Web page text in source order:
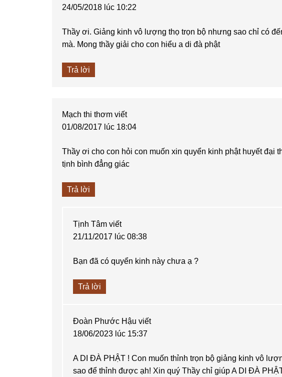
24/05/2018 lúc 10:22
Thầy ơi. Giảng kinh vô lượng thọ trọn bộ nhưng sao chỉ có
mà. Mong thầy giải cho con hiểu a di đà phật
Trả lời
Mạch thi thơm viết
01/08/2017 lúc 18:04
Thầy ơi cho con hỏi con muốn xin quyển kinh phật huyết đại
tịnh bình đẳng giác
Trả lời
Tịnh Tâm viết
21/11/2017 lúc 08:38
Bạn đã có quyển kinh này chưa ạ ?
Trả lời
Đoàn Phước Hậu viết
18/06/2023 lúc 15:37
A DI ĐÀ PHẬT ! Con muốn thỉnh trọn bộ giảng kinh vô
sao để thỉnh được ạh! Xin quý Thầy chỉ giúp A DI ĐÀ